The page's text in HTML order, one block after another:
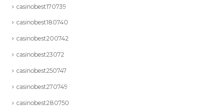
casinobest170739
casinobest180740
casinobest200742
casinobest23072
casinobest250747
casinobest270749
casinobest280750